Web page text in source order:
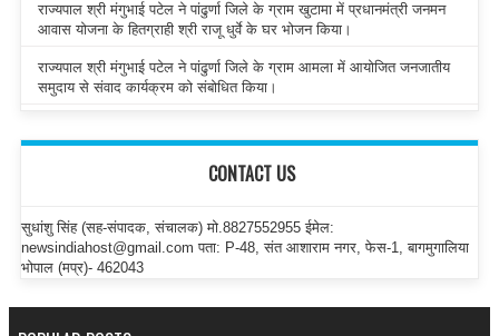
राज्यपाल श्री मंगुभाई पटेल ने पांढुर्णा जिले के ग्राम खुटामा में प्रधानमंत्री जनमन
आवास योजना के हितग्राही श्री राजू धुर्वे के घर भोजन किया।
राज्यपाल श्री मंगुभाई पटेल ने पांढुर्णा जिले के ग्राम आमला में आयोजित जनजातीय
समुदाय से संवाद कार्यक्रम को संबोधित किया।
CONTACT US
सुधांशु सिंह (सह-संपादक, संचालक) मो.8827552955 ईमेल:
newsindiahost@gmail.com पता: P-48, संत आशाराम नगर, फेस-1, बागमुगालिया
भोपाल (मप्र)- 462043